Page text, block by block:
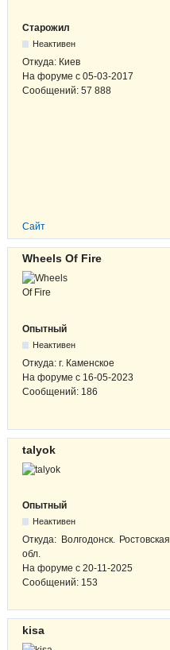
Старожил
Неактивен
Откуда: Киев
На форуме с 05-03-2017
Сообщений: 57 888
Сайт
Wheels Of Fire
Опытный
Неактивен
Откуда: г. Каменское
На форуме с 16-05-2023
Сообщений: 186
talyok
Опытный
Неактивен
Откуда: Волгодонск. Ростовская
обл.
На форуме с 20-11-2025
Сообщений: 153
kisa